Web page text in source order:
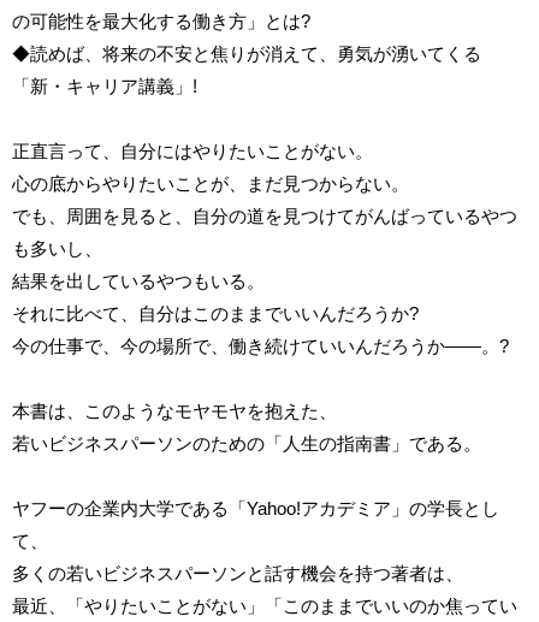
の可能性を最大化する働き方」とは?
◆読めば、将来の不安と焦りが消えて、勇気が湧いてくる
「新・キャリア講義」!
正直言って、自分にはやりたいことがない。
心の底からやりたいことが、まだ見つからない。
でも、周囲を見ると、自分の道を見つけてがんばっているやつ
も多いし、
結果を出しているやつもいる。
それに比べて、自分はこのままでいいんだろうか?
今の仕事で、今の場所で、働き続けていいんだろうか――。?
本書は、このようなモヤモヤを抱えた、
若いビジネスパーソンのための「人生の指南書」である。
ヤフーの企業内大学である「Yahoo!アカデミア」の学長とし
て、
多くの若いビジネスパーソンと話す機会を持つ著者は、
最近、「やりたいことがない」「このままでいいのか焦ってい